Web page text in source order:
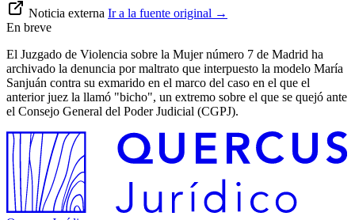
Noticia externa Ir a la fuente original →
En breve
El Juzgado de Violencia sobre la Mujer número 7 de Madrid ha
archivado la denuncia por maltrato que interpuesto la modelo María
Sanjuán contra su exmarido en el marco del caso en el que el
anterior juez la llamó "bicho", un extremo sobre el que se quejó ante
el Consejo General del Poder Judicial (CGPJ).